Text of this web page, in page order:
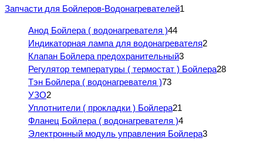
Запчасти для Бойлеров-Водонагревателей1
Анод Бойлера ( водонагревателя )44
Индикаторная лампа для водонагревателя2
Клапан Бойлера предохранительный3
Регулятор температуры ( термостат ) Бойлера28
Тэн Бойлера ( водонагревателя )73
УЗО2
Уплотнители ( прокладки ) Бойлера21
Фланец Бойлера ( водонагревателя )4
Электронный модуль управления Бойлера3